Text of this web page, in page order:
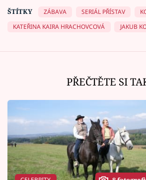
ŠTÍTKY
ZÁBAVA SERIÁL PŘÍSTAV
KATEŘINA KAIRA HRACHOVCOVÁ
JAKUB
PŘEČTĚTE SI